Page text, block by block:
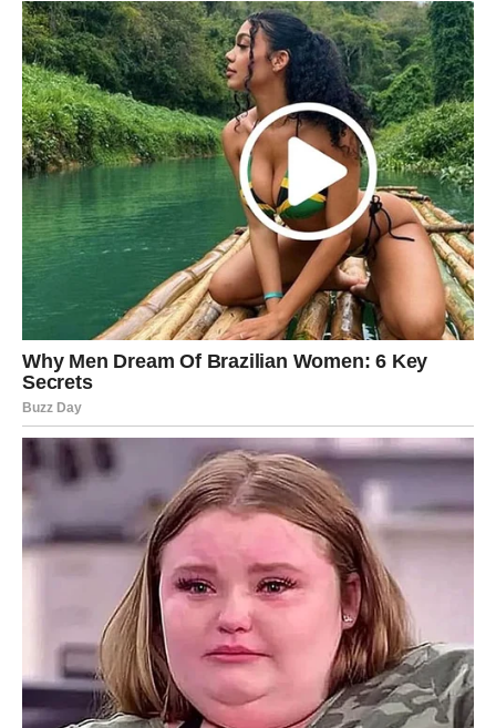
nešto nije u redu.
Žena koja je voljena osjeća partnerovu pažnju, podršku i
prisutnost čak i kada nisu zajedno.
Ako se stalno pitaš da li te voli, ako često plačeš zbog
njegovog ponašanja i ako se osjećaš kao da moraš moliti
za pažnju koju bi trebalo da dobijaš prirodno, vrijeme je
da iskreno sagledaš svoju situaciju.